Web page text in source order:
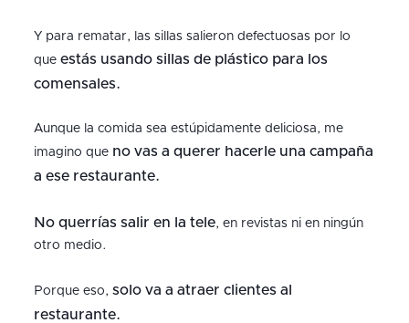
Y para rematar, las sillas salieron defectuosas por lo
que estás usando sillas de plástico para los
comensales.
Aunque la comida sea estúpidamente deliciosa, me
imagino queno vas a querer hacerle una campaña
a ese restaurante.
No querrías salir en la tele, en revistas ni en ningún
otro medio.
Porque eso, solo va a atraer clientes al
restaurante.